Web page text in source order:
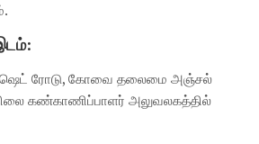
ஷெட் ரோடு, கோவை தலைமை அஞ்சல்
கண்காணிப்பாளர் அலுவலகத்தில்